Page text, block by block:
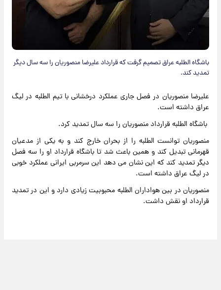
باشگاه الطلبه عراق تصمیم گرفت که قرارداد علیرضا منصوریان را سه سال دیگر
تمدید کند.
علیرضا منصوریان در فصل جاری عملکرد درخشانی با تیم الطلبه در لیگ
عراق داشته است.
باشگاه الطلبه قرارداد منصوریان را سه سال تمدید کرد.
منصوریان توانست الطلبه را از بحران خارج کند و به یکی از مدعیان
قهرمانی تبدیل کند و همین باعث شد تا باشگاه قرارداد او را سه فصل
دیگر تمدید کند که این نشان می دهد این سرمربی ایرانی عملکرد خوبی
در لیگ عراق داشته است.
منصوریان در بین هواداران الطلبه محبوبیت زیادی دارد و این در تمدید
قرارداد او نقش داشت.